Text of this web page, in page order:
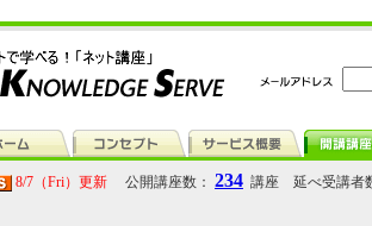
8/7（Fri）更新 公開講座数： 234 講座 延べ受講者